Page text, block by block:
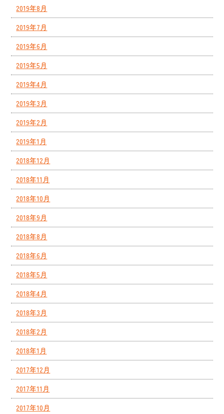
2019年8月
2019年7月
2019年6月
2019年5月
2019年4月
2019年3月
2019年2月
2019年1月
2018年12月
2018年11月
2018年10月
2018年9月
2018年8月
2018年6月
2018年5月
2018年4月
2018年3月
2018年2月
2018年1月
2017年12月
2017年11月
2017年10月